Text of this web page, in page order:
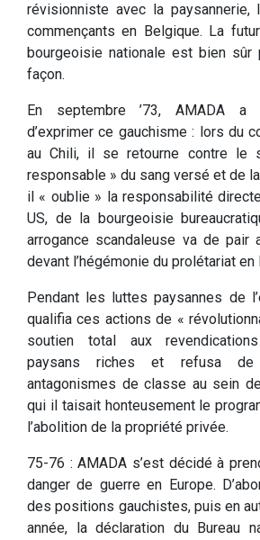
révisionniste avec la
commençants en Belgique. La
bourgeoisie nationale est bien sûr
façon.
En septembre ’73, AMADA a
d’exprimer ce gauchisme : lors du
au Chili, il se retourne contre le
responsable » du sang versé et de
il « oublie » la responsabilité
US, de la bourgeoisie
arrogance scandaleuse va de pair
devant l’hégémonie du prolétariat en
Pendant les luttes paysannes de
qualifia ces actions de «
soutien total aux
paysans riches et refusa de
antagonismes de classe au sein
qui il taisait honteusement le
l’abolition de la propriété privée.
75-76 : AMADA s’est décidé à
danger de guerre en Europe.
des positions gauchistes, puis en
année, la déclaration du Bureau